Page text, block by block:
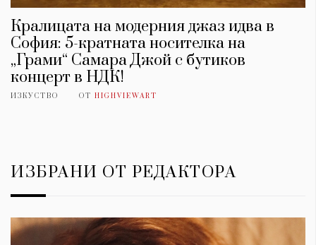
Кралицата на модерния джаз идва в
София: 5-кратната носителка на
„Грами“ Самара Джой с бутиков
концерт в НДК!
ИЗКУСТВО ОТ HIGHVIEWART
ИЗБРАНИ ОТ РЕДАКТОРА